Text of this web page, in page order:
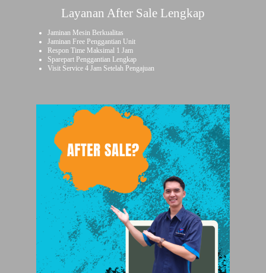
Layanan After Sale Lengkap
Jaminan Mesin Berkualitas
Jaminan Free Penggantian Unit
Respon Time Maksimal 1 Jam
Sparepart Penggantian Lengkap
Visit Service 4 Jam Setelah Pengajuan